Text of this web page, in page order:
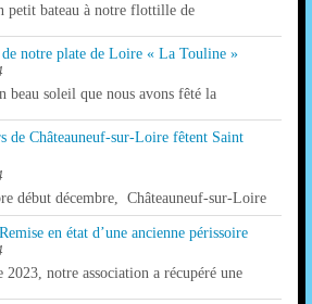
petit bateau à notre flottille de
de notre plate de Loire « La Touline »
beau soleil que nous avons fêté la
de Châteauneuf-sur-Loire fêtent Saint
début décembre, Châteauneuf-sur-Loire
en état d’une ancienne périssoire
2023, notre association a récupéré une